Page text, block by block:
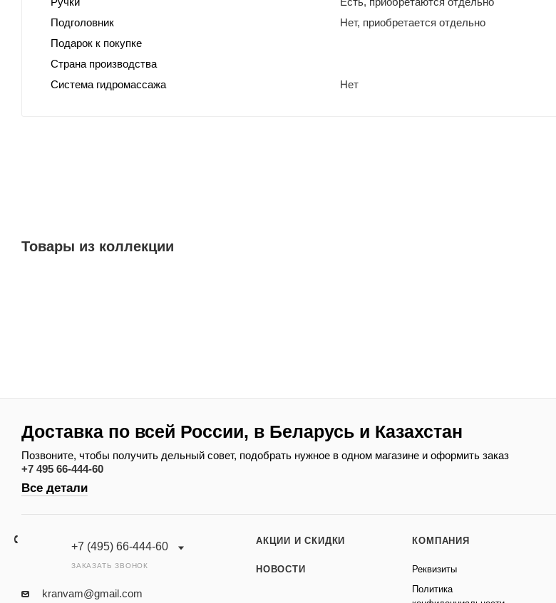
Подголовник
Нет, приобретается отдельно
Подарок к покупке
Страна производства
Система гидромассажа
Нет
Товары из коллекции
Доставка по всей России, в Беларусь и Казахстан
Позвоните, чтобы получить дельный совет, подобрать нужное в одном магазине и оформить заказ
+7 495 66-444-60
Все детали
+7 (495) 66-444-60
ЗАКАЗАТЬ ЗВОНОК
kranvam@gmail.com
АКЦИИ И СКИДКИ
НОВОСТИ
КОМПАНИЯ
Реквизиты
Политика